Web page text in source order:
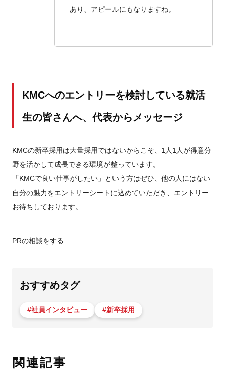
あり、アピールにもなりますね。
KMCへのエントリーを検討している就活
生の皆さんへ、代表からメッセージ
KMCの新卒採用は大量採用ではないからこそ、1人1人が得意分
野を活かして成長できる環境が整っています。
「KMCで良い仕事がしたい」という方はぜひ、他の人にはない
自分の魅力をエントリーシートに込めていただき、エントリー
お待ちしております。
PRの相談をする
おすすめタグ
#社員インタビュー #新卒採用
関連記事